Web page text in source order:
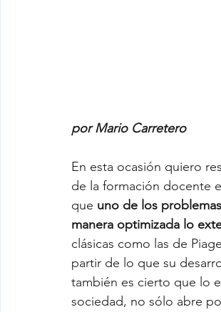
por Mario Carretero
En esta ocasión quiero
de la formación docente
que uno de los
manera optimizada lo
clásicas como las de
partir de lo que su
también es cierto que lo
sociedad, no sólo abre